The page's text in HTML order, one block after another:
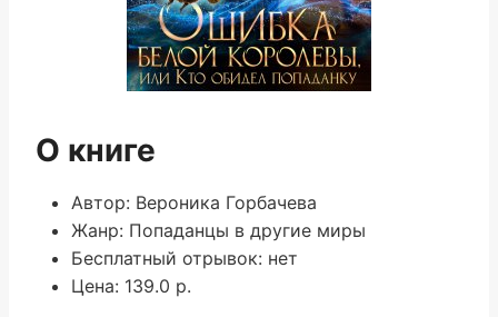
О книге
Автор: Вероника Горбачева
Жанр: Попаданцы в другие миры
Бесплатный отрывок: нет
Цена: 139.0 р.